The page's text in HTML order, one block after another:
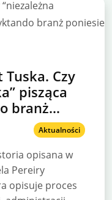
Czy
pisząca
branż
Aktualności
opisana w
Pereiry
opisuje proces